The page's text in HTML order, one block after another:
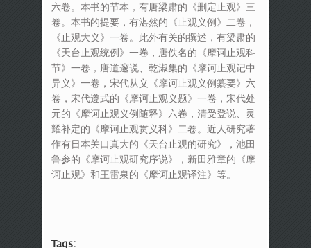
六卷。本书的节本，有唐梁肃的《删定止观》三
卷。本书的提要，有湛然的《止观义例》二卷，
《止观大义》一卷。此外有关的撰述，有梁肃的
《天台止观统例》一卷，唐佚名的《摩诃止观科
节》一卷，唐道邃说、乾淑集的《摩诃止观记中
异义》一卷，宋代从义《摩诃止观义例纂要》六
卷，宋代遵式的《摩诃止观义题》一卷，宋代处
元的《摩诃止观义例随释》六卷，清受登说、灵
耀补定的《摩诃止观贯义科》二卷。近人研究著
作有日本关口真大的《天台止观的研究》，池田
鲁参的《摩诃止观研究序说》，新田雅章的《摩
诃止观》和王雷泉的《摩诃止观译注》等。
Tags: